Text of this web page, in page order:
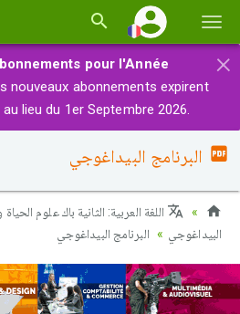
la×
pour l'Année
nouveaux abonnements expirent
lieu du 1er Septembre 2026.
البرنامج البيداغوجي
اللغة العربية: الثانية باك علوم الحياة
البيداغوجي
البرنامج البيداغوجي